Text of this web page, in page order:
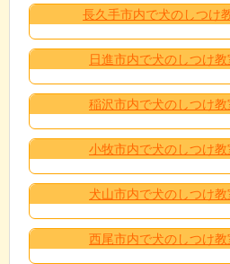
長久手市内で犬のしつけ
日進市内で犬のしつけ
稲沢市内で犬のしつけ
小牧市内で犬のしつけ
犬山市内で犬のしつけ
西尾市内で犬のしつけ